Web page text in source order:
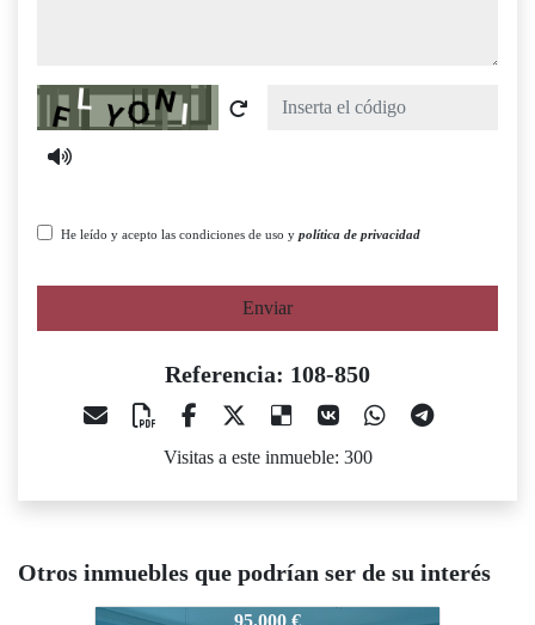
Captcha
He leído y acepto las condiciones de uso y política de privacidad
Enviar
Referencia: 108-850
Visitas a este inmueble: 300
Otros inmuebles que podrían ser de su interés